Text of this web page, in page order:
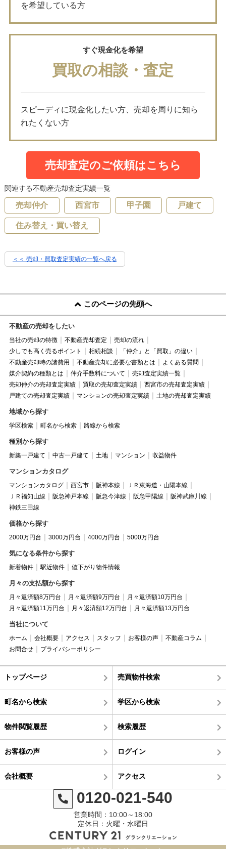
を希望している方
すぐ現金化を希望
買取の相談・査定
スピーディに現金化したい方、売却を周りに知ら
れたくない方
売却査定のご依頼はこちら
関連する不動産売却査定実績一覧
売却仲介 西宮市 甲子園 戸建て
住み替え・買い替え
＜＜ 売却・買取査定実績の一覧へ戻る
このページの先頭へ
不動産の売却をしたい
当社の売却の特徴 不動産売却査定
売却の流れ
少しでも高く売るポイント
相続相談
「仲介」と「買取」の違い
不動産売却時の諸費用
不動産売却に必要な書類とは
よくある質問
媒介契約の種類とは
仲介手数料について
売却査定実績一覧
売却仲介の売却査定実績
買取の売却査定実績
西宮市の売却査定実績
戸建ての売却査定実績
マンションの売却査定実績 土地の売却査定実績
地域から探す
学区検索 町名から検索 路線から検索
種別から探す
新築一戸建て 中古一戸建て 土地 マンション 収益物件
マンションカタログ
マンションカタログ 西宮市 阪神本線
ＪＲ東海道・山陽本線
ＪＲ福知山線
阪急神戸本線 阪急今津線 阪急甲陽線
阪神武庫川線
神鉄三田線
価格から探す
2000万円台 3000万円台 4000万円台 5000万円台
気になる条件から探す
新着物件 駅近物件 値下がり物件情報
月々の支払額から探す
月々返済額8万円台 月々返済額9万円台
月々返済額10万円台
月々返済額11万円台
月々返済額12万円台 月々返済額13万円台
当社について
ホーム 会社概要 アクセス スタッフ お客様の声
不動産コラム
お問合せ
プライバシーポリシー
トップページ 売買物件検索
町名から検索 学区から検索
物件閲覧履歴 検索履歴
お客様の声 ログイン
会社概要 アクセス
0120-021-540
営業時間：10:00～18:00
定休日：火曜・水曜日